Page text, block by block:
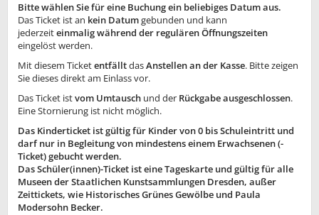
Bitte wählen Sie für eine Buchung ein beliebiges Datum aus.
Das Ticket ist an kein Datumgebunden und kann
jederzeiteinmalig während der regulären Öffnungszeiten
eingelöst werden.
Mit diesem TicketentfälltdasAnstellen an der Kasse. Bitte zeigen
Sie dieses direkt am Einlass vor.
Das Ticket istvom Umtausch und der Rückgabe ausgeschlossen.
Eine Stornierung ist nicht möglich.
Das Kinderticket ist gültig für Kinder von 0 bis Schuleintritt und
darf nur in Begleitung von mindestens einem Erwachsenen (-
Ticket) gebucht werden.
Das Schüler(innen)-Ticket ist eine Tageskarte und gültig für alle
Museen der Staatlichen Kunstsammlungen Dresden, außer
Zeittickets, wie Historisches Grünes Gewölbe und Paula
Modersohn Becker.